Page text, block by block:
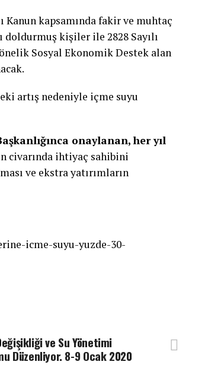
Kanun kapsamında fakir ve muhtaç
doldurmuş kişiler ile 2828 Sayılı
Sosyal Ekonomik Destek alan
artış nedeniyle içme suyu
onaylanan, her yıl
civarında ihtiyaç sahibini
ve ekstra yatırımların
icme-suyu-yuzde-30-
ve Su Yönetimi
Düzenliyor. 8-9 Ocak 2020